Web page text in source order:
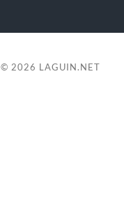
© 2026 LAGUIN.NET